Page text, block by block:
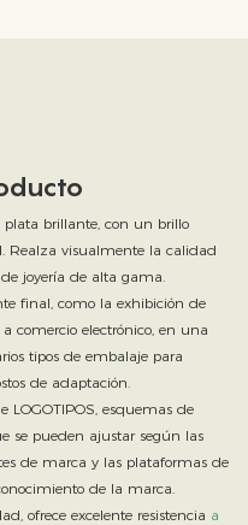
plata brillante, con un brillo
Realza visualmente la calidad
joyería de alta gama.
final, como la exhibición de
comercio electrónico, en una
tipos de embalaje para
de adaptación.
esquemas de
se pueden ajustar según las
de marca y las plataformas de
de la marca.
ofrece excelente resistencia a